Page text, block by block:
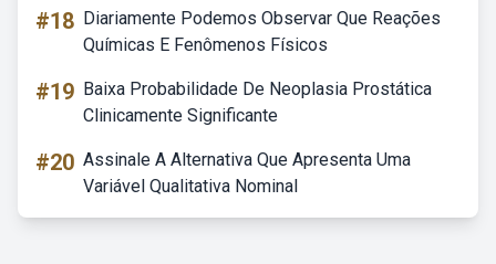
#18 Diariamente Podemos Observar Que Reações
Químicas E Fenômenos Físicos
#19 Baixa Probabilidade De Neoplasia Prostática
Clinicamente Significante
#20 Assinale A Alternativa Que Apresenta Uma
Variável Qualitativa Nominal